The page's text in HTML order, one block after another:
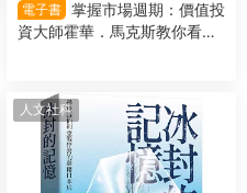
電子書 掌握市場週期：價值投
資大師霍華．馬克斯教你看對
人文社科